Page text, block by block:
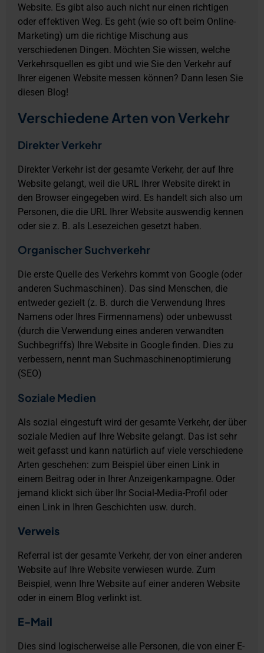
Website. Es gibt also auch nicht nur einen richtigen
oder effektiven Weg. Es geht (wie so oft beim Online-
Marketing) um die richtige Mischung aus
verschiedenen Dingen. Möchten Sie wissen, welche
Verkehrsquellen es gibt und wie Sie den Verkehr auf
Ihrer eigenen Website messen können? Dann lesen Sie
diesen Blog!
Verschiedene Arten von Verkehr
Direkter Verkehr
Direkter Verkehr ist der gesamte Verkehr, der auf Ihre
Website gelangt, weil die URL Ihrer Website direkt in
den Browser eingegeben wird. Es handelt sich also um
Personen, die die URL Ihrer Website auswendig kennen
oder sie z. B. als Lesezeichen gesetzt haben.
Organischer Suchverkehr
Die erste Quelle des Verkehrs kommt von Google (oder
anderen Suchmaschinen). Das sind Menschen, die
entweder gezielt (z. B. durch die Verwendung Ihres
Namens oder Ihres Firmennamens) oder unbewusst
(durch die Verwendung eines anderen verwandten
Suchbegriffs) Ihre Website in Google finden. Dies zu
verbessern, nennt man Suchmaschinenoptimierung
(SEO)
Soziale Medien
Als sozial eingestuft wird der gesamte Verkehr, der über
soziale Medien auf Ihre Website gelangt. Das ist sehr
weit gefasst und kann natürlich auf viele verschiedene
Arten geschehen: zum Beispiel über einen Link in
einem Beitrag oder in Ihrer Anzeigenkampagne. Oder
jemand klickt sich über Ihr Social-Media-Profil oder
einen Link in Ihren Geschichten usw. durch.
Verweis
Referral ist der gesamte Verkehr, der von einer anderen
Website auf Ihre Website verwiesen wurde. Zum
Beispiel, wenn Ihre Website auf einer anderen Website
oder in einem Blog verlinkt ist.
E-Mail
Dies sind logischerweise alle Personen, die von einer E-